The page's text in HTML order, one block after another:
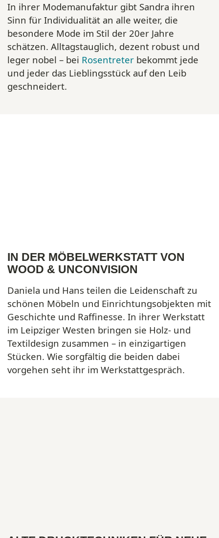
In ihrer Modemanufaktur gibt Sandra ihren
Sinn für Individualität an alle weiter, die
besondere Mode im Stil der 20er Jahre
schätzen. Alltagstauglich, dezent robust und
leger nobel – bei Rosentreter bekommt jede
und jeder das Lieblingsstück auf den Leib
geschneidert.
IN DER MÖBELWERKSTATT VON
WOOD & UNCONVISION
Daniela und Hans teilen die Leidenschaft zu
schönen Möbeln und Einrichtungsobjekten mit
Geschichte und Raffinesse. In ihrer Werkstatt
im Leipziger Westen bringen sie Holz- und
Textildesign zusammen – in einzigartigen
Stücken. Wie sorgfältig die beiden dabei
vorgehen seht ihr im Werkstattgespräch.